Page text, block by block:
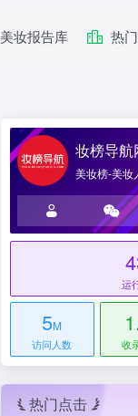
美妆报告库 热
妆榜导航
运
5M
访问人数 收
热门点击